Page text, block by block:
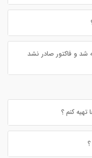
شد و فاکتور صادر نشد
تهیه کنم ؟